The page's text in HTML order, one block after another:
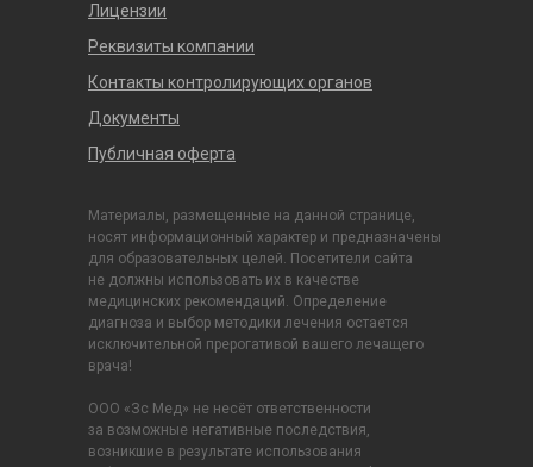
Лицензии
Реквизиты компании
Контакты контролирующих органов
Документы
Публичная оферта
Материалы, размещенные на данной странице,
носят информационный характер и предназначены
для образовательных целей. Посетители сайта
не должны использовать их в качестве
медицинских рекомендаций. Определение
диагноза и выбор методики лечения остается
исключительной прерогативой вашего лечащего
врача!
ООО «Зс Мед» не несёт ответственности
за возможные негативные последствия,
возникшие в результате использования